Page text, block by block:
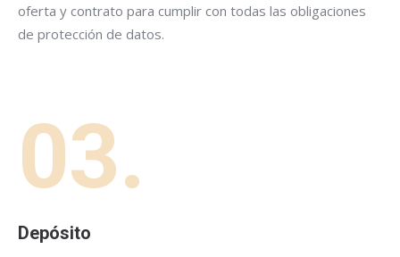
oferta y contrato para cumplir con todas las obligaciones
de protección de datos.
03.
Depósito